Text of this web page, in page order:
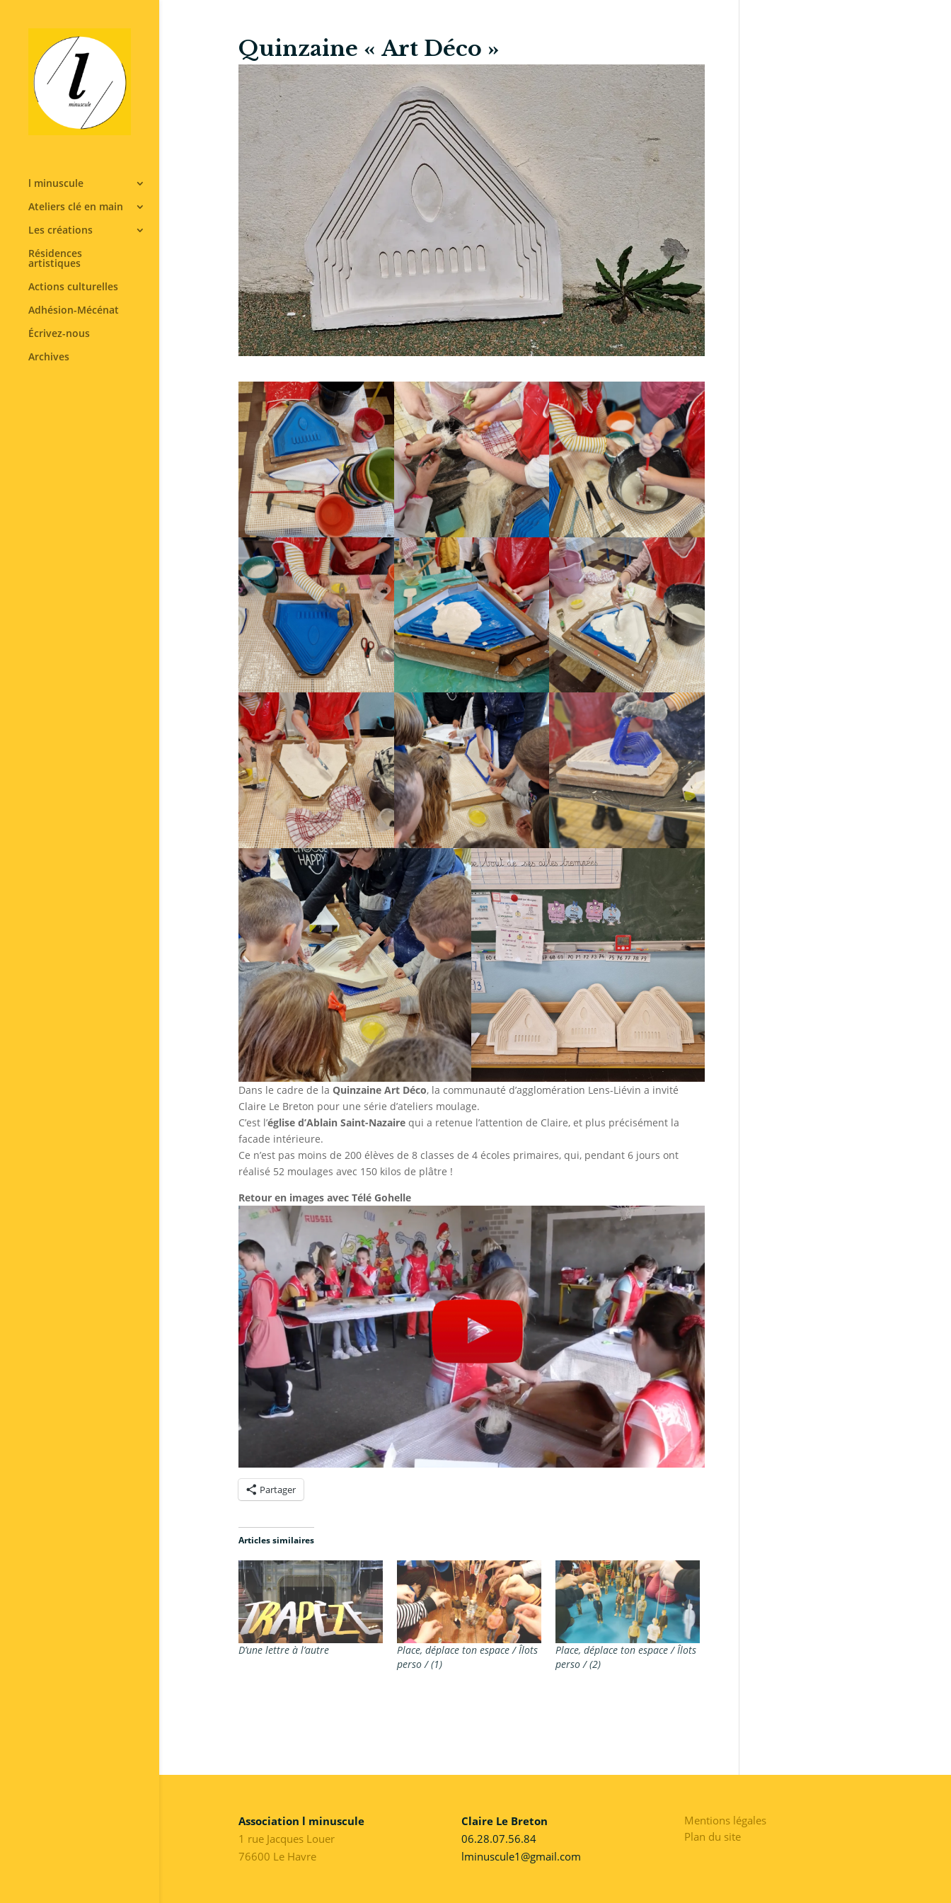
l minuscule
Ateliers clé en main
Les créations
Résidences
artistiques
Actions culturelles
Adhésion-Mécénat
Écrivez-nous
Archives
Quinzaine « Art Déco »
Dans le cadre de la Quinzaine Art Déco, la communauté d’agglomération Lens-Liévin a invité
Claire Le Breton pour une série d’ateliers moulage.
C’est l’église d’Ablain Saint-Nazairequi a retenue l’attention de Claire, et plus précisément la
facade intérieure.
Ce n’est pas moins de 200 élèves de 8 classes de 4 écoles primaires, qui, pendant 6 jours ont
réalisé 52 moulages avec 150 kilos de plâtre !
Retour en images avec Télé Gohelle
Partager
Articles similaires
D’une lettre à l’autre
Place, déplace ton espace / Îlots
perso / (1)
Place, déplace ton espace / Îlots
perso / (2)
Association l minuscule
1 rue Jacques Louer
76600 Le Havre
Claire Le Breton
06.28.07.56.84
lminuscule1@gmail.com
Mentions légales
Plan du site